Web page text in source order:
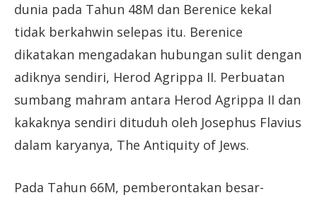
dunia pada Tahun 48M dan Berenice kekal
tidak berkahwin selepas itu. Berenice
dikatakan mengadakan hubungan sulit dengan
adiknya sendiri, Herod Agrippa II. Perbuatan
sumbang mahram antara Herod Agrippa II dan
kakaknya sendiri dituduh oleh Josephus Flavius
dalam karyanya, The Antiquity of Jews.
Pada Tahun 66M, pemberontakan besar-